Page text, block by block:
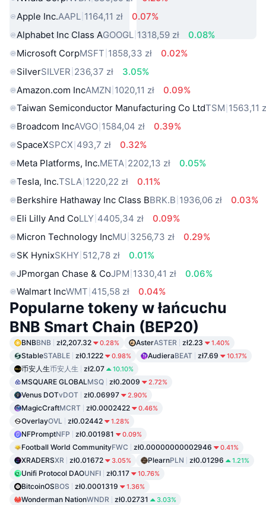
Apple Inc.AAPL 1164,11 zł
0.07%
Alphabet Inc Class AGOOGL 1318,59 zł
0.08%
Microsoft CorpMSFT 1858,33 zł
0.02%
SilverSILVER 236,37 zł
3.05%
Amazon.com IncAMZN 1020,11 zł
0.09%
Taiwan Semiconductor Manufacturing Co LtdTSM 1563,11
Broadcom IncAVGO 1584,04 zł
0.39%
SpaceXSPCX 493,7 zł
0.32%
Meta Platforms, Inc.META 2202,13 zł
0.05%
Tesla, Inc.TSLA 1220,22 zł
0.11%
Berkshire Hathaway Inc Class BBRK.B 1936,06 zł
0.03%
Eli Lilly And CoLLY 4405,34 zł
0.09%
Micron Technology IncMU 3256,73 zł
0.29%
SK HynixSKHY 512,78 zł
0.01%
JPmorgan Chase & CoJPM 1330,41 zł
0.06%
Walmart IncWMT 415,58 zł 0.04%
Popularne tokeny w łańcuchu
BNB Smart Chain (BEP20)
BNBBNB zł2,207.32 0.28% AsterASTER zł2.23 1.40%
StableSTABLE zł0.1222 0.98% AudieraBEAT zł7.69 10.17%
币安人生币安人生 zł2.07 10.10%
MSQUARE GLOBALMSQ zł0.2009 2.72%
Venus DOTvDOT zł0.06997 2.90%
MagicCraftMCRT zł0.0002422 0.46%
OverlayOVL zł0.02442 1.28%
NFPromptNFP zł0.001981 0.09%
Football World CommunityFWC zł0.00000000002946 0.41%
XRADERSXR zł0.01672 3.05% PlearnPLN zł0.01296 1.21%
Unifi Protocol DAOUNFI zł0.117 10.76%
BitcoinOSBOS zł0.0001319 1.36%
Wonderman NationWNDR zł0.02731 3.03%